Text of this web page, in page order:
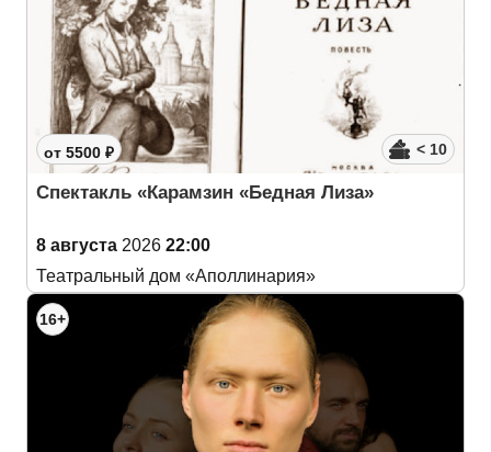
от 5500 ₽ < 10
Спектакль «Карамзин «Бедная Лиза»
8 августа 2026 22:00
Театральный дом «Аполлинария»
16+